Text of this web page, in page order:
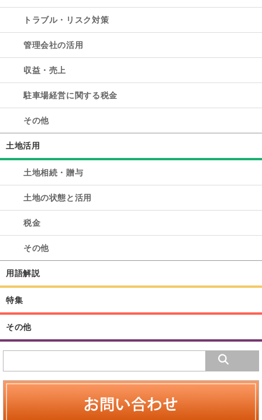
トラブル・リスク対策
管理会社の活用
収益・売上
駐車場経営に関する税金
その他
土地活用
土地相続・贈与
土地の状態と活用
税金
その他
用語解説
特集
その他